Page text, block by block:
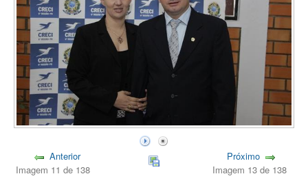
Anterior
Imagem 11 de 138
Próximo
Imagem 13 de 138